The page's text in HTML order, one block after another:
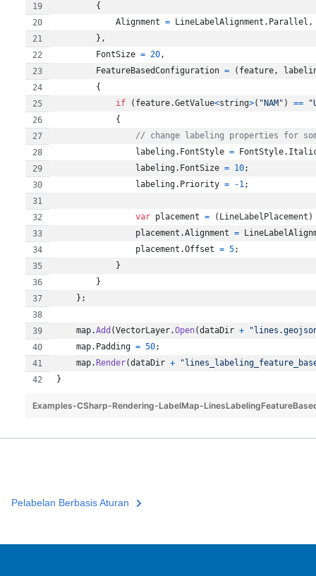
{
Alignment = LineLabelAlignment . Parallel ,
} ,
FontSize = 20,
FeatureBasedConfiguration = ( feature,
{
if
( feature.GetValue<string>( "NAM" ) ==
{
// change labeling properties for
labeling. FontStyle = FontStyle.
labeling. FontSize = 10;
labeling. Priority = -1;
var placement = ( LineLabelPlacement )
placement .Alignment =
placement .Offset = 5;
}
}
} ;
map.Add (VectorLayer.Open(dataDir +
map. Padding = 50;
map. Render(dataDir +
}
Examples-CSharp-Rendering-LabelMap-
Pelabelan Berbasis Aturan